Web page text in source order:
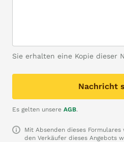
Sie erhalten eine Kopie dieser
Nachricht
Es gelten unsere AGB.
Mit Absenden dieses
den Verkäufer dieses Angebots